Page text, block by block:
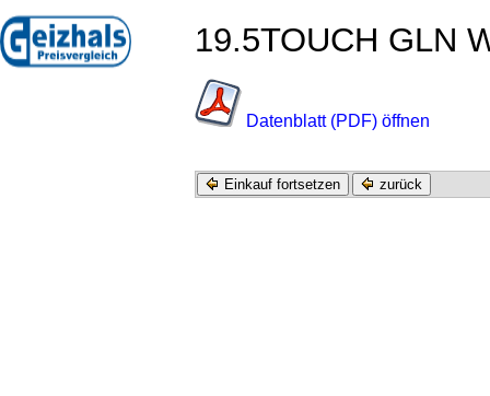
19.5TOUCH GLN
Datenblatt (PDF) öffnen
Einkauf fortsetzen zurück